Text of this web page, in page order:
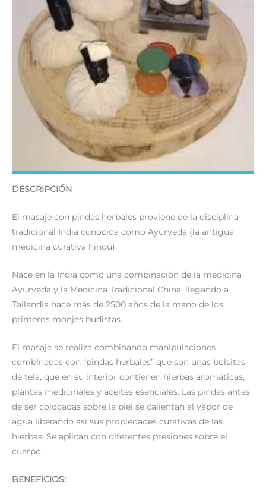
DESCRIPCIÓN
El masaje con pindas herbales proviene de la disciplina
tradicional India conocida como Ayúrveda (la antigua
medicina curativa hindú).
Nace en la India como una combinación de la medicina
Ayurveda y la Medicina Tradicional China, llegando a
Tailandia hace más de 2500 años de la mano de los
primeros monjes budistas.
El masaje se realiza combinando manipulaciones
combinadas con “pindas herbales” que son unas bolsitas
de tela, que en su interior contienen hierbas aromáticas,
plantas medicinales y aceites esenciales. Las pindas antes
de ser colocadas sobre la piel se calientan al vapor de
agua liberando así sus propiedades curativas de las
hierbas. Se aplican con diferentes presiones sobre el
cuerpo.
BENEFICIOS: